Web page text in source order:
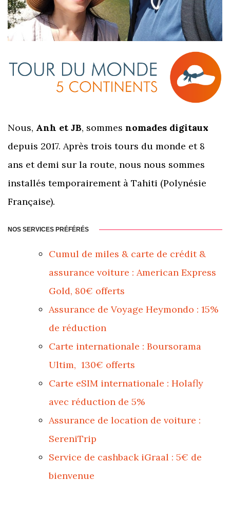
Nous, Anh et JB, sommes nomades digitaux
depuis 2017. Après trois tours du monde et 8
ans et demi sur la route, nous nous sommes
installés temporairement à Tahiti (Polynésie
Française).
NOS SERVICES PRÉFÉRÉS
Cumul de miles & carte de crédit &
assurance voiture : American Express
Gold, 80€ offerts
Assurance de Voyage Heymondo : 15%
de réduction
Carte internationale : Boursorama
Ultim, 130€ offerts
Carte eSIM internationale : Holafly
avec réduction de 5%
Assurance de location de voiture :
SereniTrip
Service de cashback iGraal : 5€ de
bienvenue